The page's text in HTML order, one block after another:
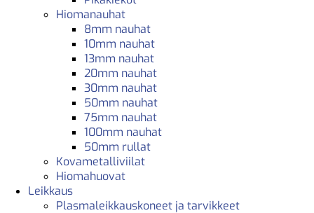
Hiomanauhat
8mm nauhat
10mm nauhat
13mm nauhat
20mm nauhat
30mm nauhat
50mm nauhat
75mm nauhat
100mm nauhat
50mm rullat
Kovametalliviilat
Hiomahuovat
Leikkaus
Plasmaleikkauskoneet ja tarvikkeet